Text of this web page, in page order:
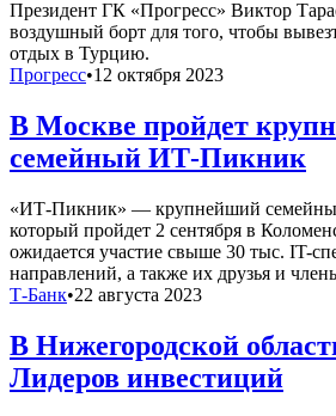
Президент ГК «Прогресс» Виктор
воздушный борт для того, чтобы
отдых в Турцию.
Прогресс•12 октября 2023
В Москве пройдет
семейный ИТ-Пикник
«ИТ-Пикник» — крупнейший
который пройдет 2 сентября в
ожидается участие свыше 30 тыс. IT-
направлений, а также их друзья и
Т-Банк•22 августа 2023
В Нижегородской
Лидеров инвестиций